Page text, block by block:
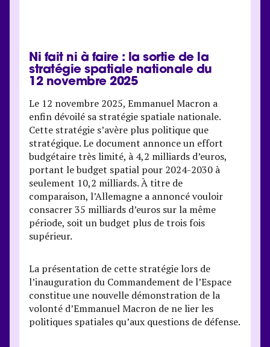
Ni fait ni à faire : la sortie de la
stratégie spatiale nationale du
12 novembre 2025
Le 12 novembre 2025, Emmanuel Macron a
enfin dévoilé sa stratégie spatiale nationale.
Cette stratégie s’avère plus politique que
stratégique. Le document annonce un effort
budgétaire très limité, à 4,2 milliards d’euros,
portant le budget spatial pour 2024-2030 à
seulement 10,2 milliards. À titre de
comparaison, l’Allemagne a annoncé vouloir
consacrer 35 milliards d’euros sur la même
période, soit un budget plus de trois fois
supérieur.
La présentation de cette stratégie lors de
l’inauguration du Commandement de l’Espace
constitue une nouvelle démonstration de la
volonté d’Emmanuel Macron de ne lier les
politiques spatiales qu’aux questions de défense.